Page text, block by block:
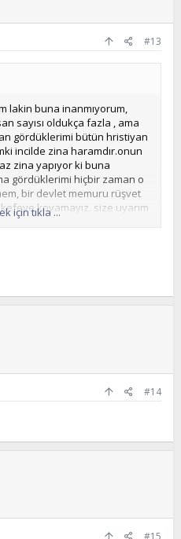
#13
lakin buna inanmıyorum,
sayısı oldukça fazla , ama
gördüklerimi bütün hristiyan
incilde zina haramdır.onun
zina yapıyor ki buna
gördüklerimi hiçbir zaman o
bir devlet memuru rüşvet
koyamayız. size uyarım
yanlışlıkla cevap verme bir
için tıkla ...
#14
#15